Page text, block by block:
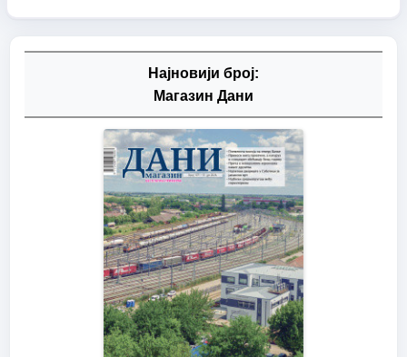
Најновији број:
Магазин Дани